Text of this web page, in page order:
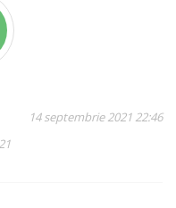
14 septembrie 2021 22:46